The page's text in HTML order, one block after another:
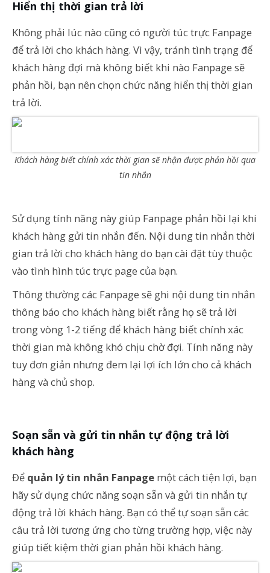
Hiển thị thời gian trả lời
Không phải lúc nào cũng có người túc trực Fanpage
để trả lời cho khách hàng. Vì vậy, tránh tình trạng để
khách hàng đợi mà không biết khi nào Fanpage sẽ
phản hồi, bạn nên chọn chức năng hiển thị thời gian
trả lời.
Khách hàng biết chính xác thời gian sẽ nhận được phản hồi qua
tin nhắn
Sử dụng tính năng này giúp Fanpage phản hồi lại khi
khách hàng gửi tin nhắn đến. Nội dung tin nhắn thời
gian trả lời cho khách hàng do bạn cài đặt tùy thuộc
vào tình hình túc trực page của bạn.
Thông thường các Fanpage sẽ ghi nội dung tin nhắn
thông báo cho khách hàng biết rằng họ sẽ trả lời
trong vòng 1-2 tiếng để khách hàng biết chính xác
thời gian mà không khó chịu chờ đợi. Tính năng này
tuy đơn giản nhưng đem lại lợi ích lớn cho cả khách
hàng và chủ shop.
Soạn sẵn và gửi tin nhắn tự động trả lời
khách hàng
Để quản lý tin nhắn Fanpage một cách tiện lợi, bạn
hãy sử dụng chức năng soạn sẵn và gửi tin nhắn tự
động trả lời khách hàng. Bạn có thể tự soạn sẵn các
câu trả lời tương ứng cho từng trường hợp, việc này
giúp tiết kiệm thời gian phản hồi khách hàng.